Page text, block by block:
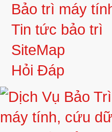
Bảo trì máy
Tin tức bảo trì
SiteMap
Hỏi Đáp